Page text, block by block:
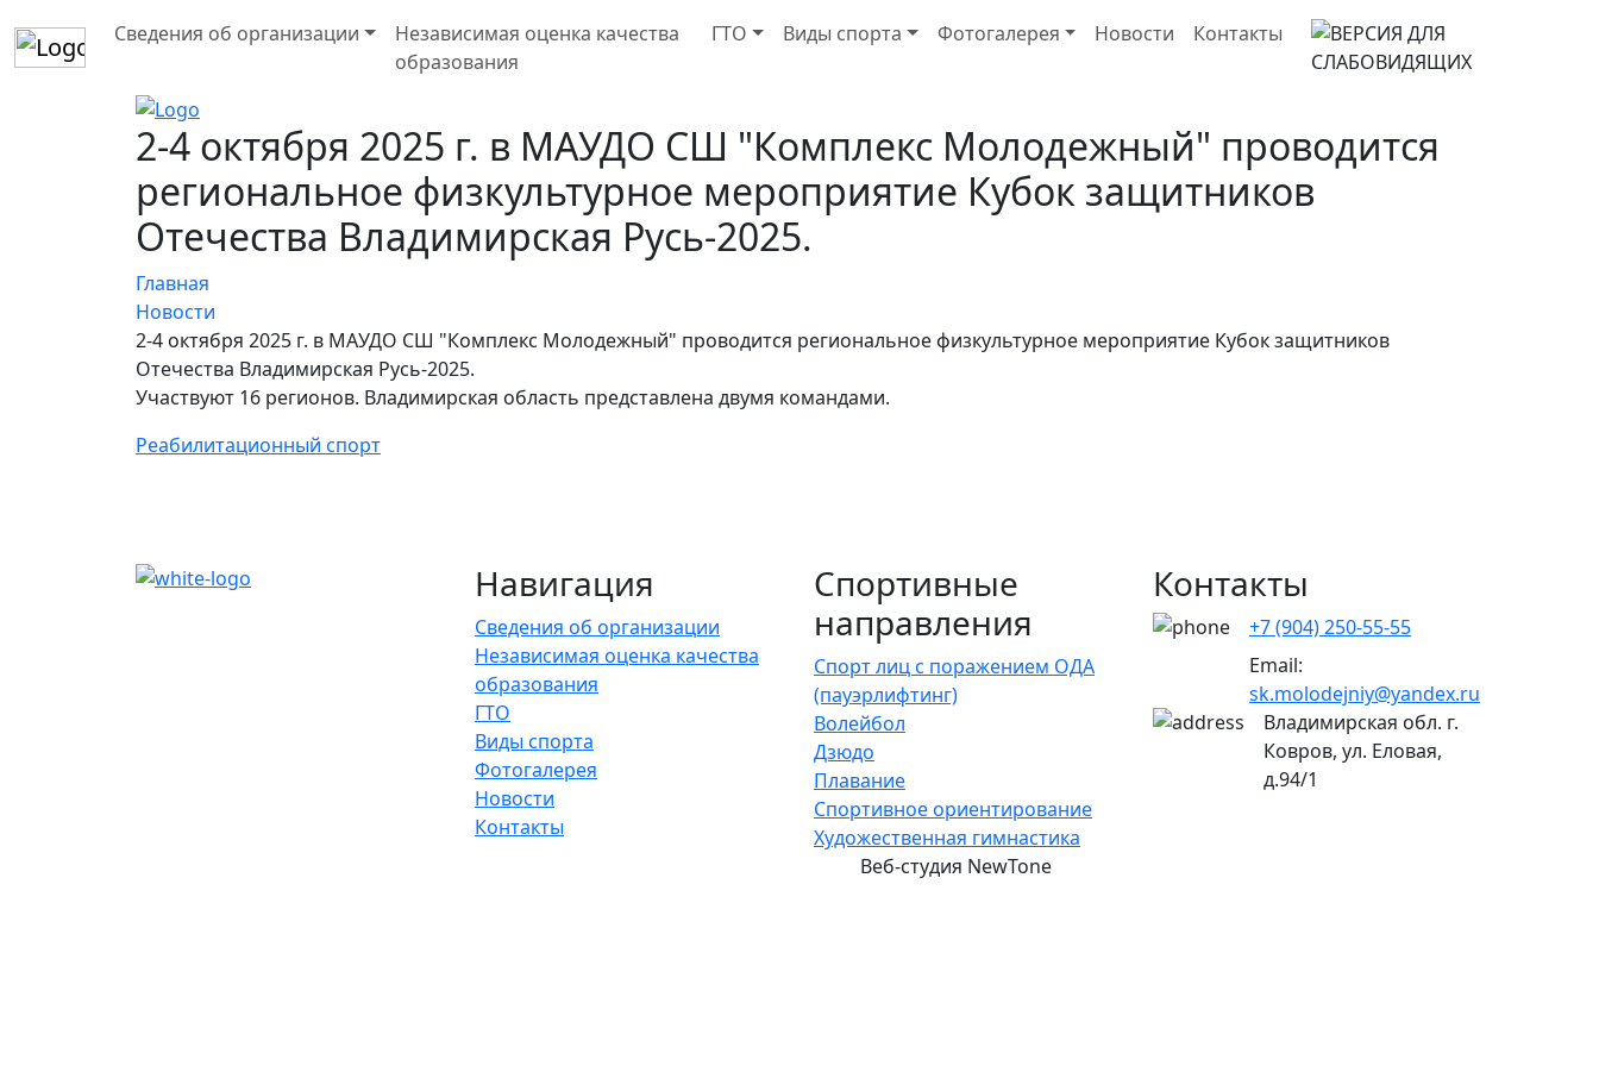
Сведения об организации
Независимая оценка качества
образования
ГТО Виды спорта Фотогалерея Новости Контакты
2-4 октября 2025 г. в МАУДО СШ "Комплекс Молодежный" проводится
региональное физкультурное мероприятие Кубок защитников
Отечества Владимирская Русь-2025.
Главная
Новости
2-4 октября 2025 г. в МАУДО СШ "Комплекс Молодежный" проводится региональное физкультурное мероприятие Кубок защитников
Отечества Владимирская Русь-2025.
Участвуют 16 регионов. Владимирская область представлена двумя командами.
Реабилитационный спорт
Навигация
Сведения об организации
Независимая оценка качества
образования
ГТО
Виды спорта
Фотогалерея
Новости
Контакты
Спортивные
направления
Спорт лиц с поражением ОДА
(пауэрлифтинг)
Волейбол
Дзюдо
Плавание
Спортивное ориентирование
Художественная гимнастика
Контакты
+7 (904) 250-55-55
Email:
sk.molodejniy@yandex.ru
Владимирская обл. г.
Ковров, ул. Еловая,
д.94/1
Веб-студия NewTone